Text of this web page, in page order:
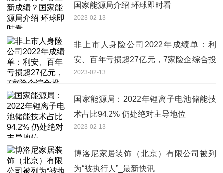
国家能源局介绍 环球即时看
2023-02-13
非上市人身险公司2022年成绩单：利
安、百年亏损超27亿元，7家险企综合投
资收益率为负
2023-02-13
国家能源局：2022年锂离子电池储能技
术占比94.2% 仍处绝对主导地位
2023-02-13
博洛尼家居装饰（北京）有限公司被列
为“被执行人”_最新快讯